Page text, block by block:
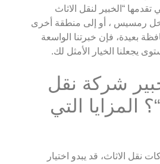
تقدمها “الخبير لنقل الاثاث
رمسيس ، أو إلى منطقة أخرى
بعيدة، فإن خبرتنا الواسعة
يجعلنا الخيار الأمثل لك.
شركة نقل
التي
الاثاث، قد يبدو اختيار